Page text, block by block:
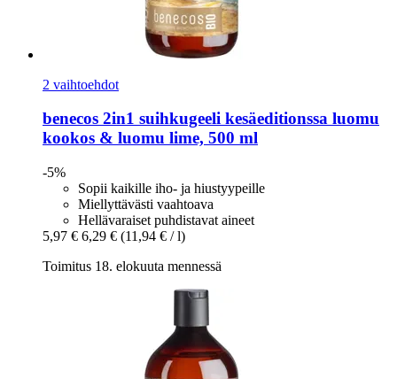
2 vaihtoehdot
benecos 2in1 suihkugeeli kesäeditionssa luomu
kookos & luomu lime, 500 ml
-5%
Sopii kaikille iho- ja hiustyypeille
Miellyttävästi vaahtoava
Hellävaraiset puhdistavat aineet
5,97 € 6,29 € (11,94 € / l)
Toimitus 18. elokuuta mennessä